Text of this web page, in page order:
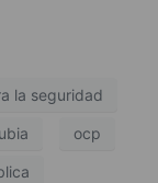
la seguridad
ocp